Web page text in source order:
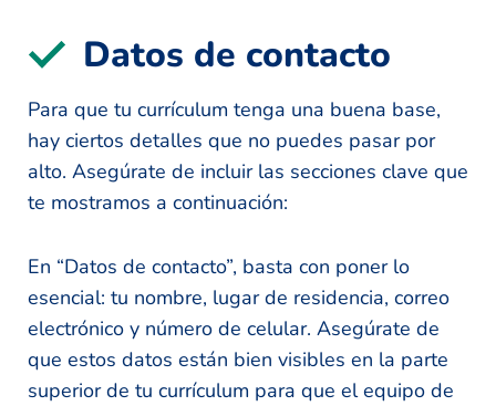
Datos de contacto
Para que tu currículum tenga una buena base,
hay ciertos detalles que no puedes pasar por
alto. Asegúrate de incluir las secciones clave que
te mostramos a continuación:
En “Datos de contacto”, basta con poner lo
esencial: tu nombre, lugar de residencia, correo
electrónico y número de celular. Asegúrate de
que estos datos están bien visibles en la parte
superior de tu currículum para que el equipo de